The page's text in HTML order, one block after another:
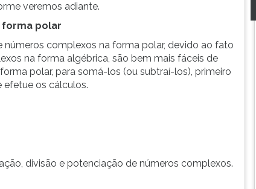
veremos adiante.
forma polar
complexos na forma polar, devido ao fato
na forma algébrica, são bem mais fáceis de
polar, para somá-los (ou subtraí-los), primeiro
efetue os cálculos.
divisão e potenciação de números complexos.